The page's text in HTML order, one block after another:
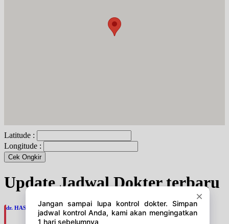
Latitude :
Longitude :
Cek Ongkir
Update Jadwal Dokter terbaru
dr. HASAN ALI ALHABSYI, SpPD